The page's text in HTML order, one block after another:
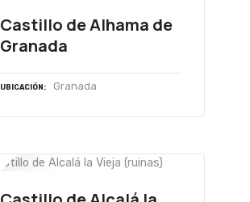
Castillo de Alhama de
Granada
UBICACIÓN Granada